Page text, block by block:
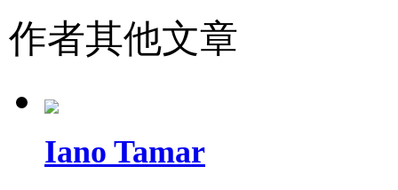
作者其他文章
Iano Tamar